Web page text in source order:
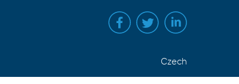
Czech